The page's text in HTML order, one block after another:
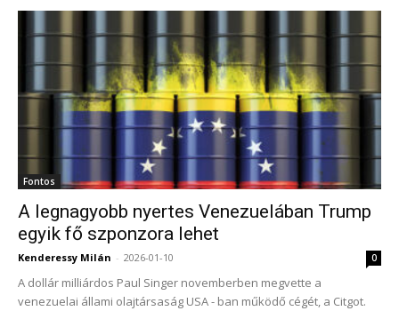
Fontos
A legnagyobb nyertes Venezuelában Trump
egyik fő szponzora lehet
Kenderessy Milán - 2026-01-10 0
A dollár milliárdos Paul Singer novemberben megvette a
venezuelai állami olajtársaság USA - ban működő cégét, a Citgot.